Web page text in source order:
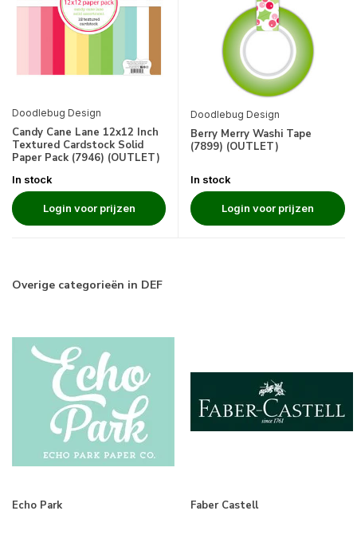
Doodlebug Design
Candy Cane Lane 12x12 Inch
Textured Cardstock Solid
Paper Pack (7946) (OUTLET)
In stock
Login voor prijzen
Doodlebug Design
Berry Merry Washi Tape
(7899) (OUTLET)
In stock
Login voor prijzen
Overige categorieën in DEF
Echo Park Faber Castell